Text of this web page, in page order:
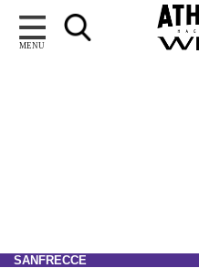
MENU
SANFRECCE